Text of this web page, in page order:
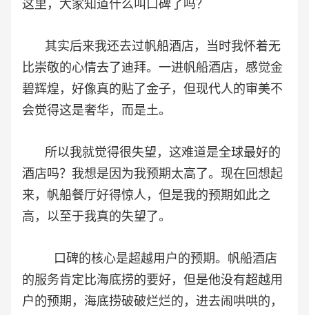
这里，大家知道什么叫口碑了吗？
其实后来我还去过帆船酒店，当时我怀着无
比崇敬的心情去了迪拜。一进帆船酒店，感觉金
碧辉煌，好像真的贴了金子，但现代人的审美不
会觉得这是奢华，而是土。
所以我就觉得很失望，这难道是全球最好的
酒店吗？我想是因为我预期太高了。现在回想起
来，帆船餐厅好得惊人，但是我的预期如此之
高，以至于我真的失望了。
口碑的核心是超越用户的预期。帆船酒店
的服务肯定比海底捞的要好，但是他没有超越用
户的预期，海底捞破破烂烂的，进去闹哄哄的，